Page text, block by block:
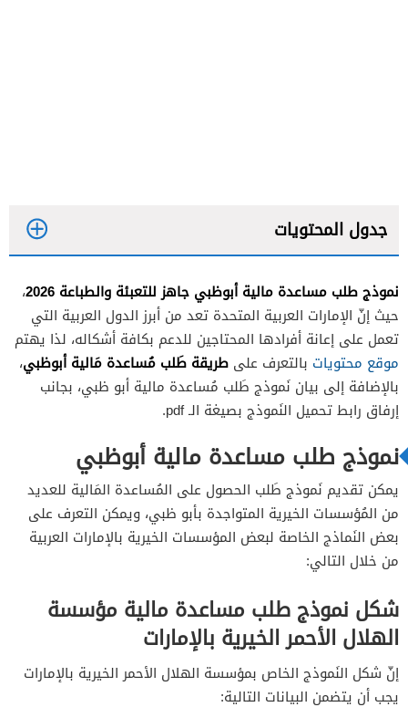
جدول المحتويات
شكل نموذج طلب مساعدة مالية مؤسسة الهلال
الأحمر الخيرية بالإمارات
شكل نموذج طلب المساعدات من مؤسسة محمد بن
راشد آل مكتوم
تحميل نموذج طلب مساعدة مالية مؤسسة الهلال
الأحمر الخيرية بالإمارات
تحميل نموذج طلب المساعدات من مؤسسة محمد بن
راشد آل مكتوم PDF
نموذج طلب مساعدة مالية أبوظبي جاهز للتعبئة والطباعة 2026
،
حيث إنّ الإمارات العربية المتحدة تعد من أبرز الدول العربية التي
تعمل على إعانة أفرادها المحتاجين للدعم بكافة أشكاله، لذا يهتم
موقع محتويات بالتعرف على طريقة طَلب مُساعدة مَالية أبوظبي،
بالإضافة إلى بيان نَموذج طَلب مُساعدة مالية أبو ظبي، بجانب
إرفاق رابط تحميل النَموذج بصيغة الـ pdf.
نموذج طلب مساعدة مالية أبوظبي
يمكن تقديم نَموذج طَلب الحصول على المُساعدة المَالية للعديد
من المُؤسسات الخيرية المتواجدة بأبو ظبي، ويمكن التعرف على
بعض النَماذج الخاصة لبعض المؤسسات الخيرية بالإمارات العربية
من خلال التالي:
شكل نموذج طلب مساعدة مالية مؤسسة
الهلال الأحمر الخيرية بالإمارات
إنّ شكل النَموذج الخاص بمؤسسة الهلال الأحمر الخيرية بالإمارات
يجب أن يتضمن البيانات التالية: